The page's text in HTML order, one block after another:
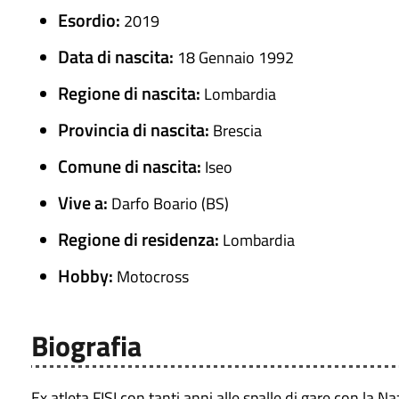
Esordio: 2019
Data di nascita: 18 Gennaio 1992
Regione di nascita: Lombardia
Provincia di nascita: Brescia
Comune di nascita: Iseo
Vive a: Darfo Boario (BS)
Regione di residenza: Lombardia
Hobby: Motocross
Biografia